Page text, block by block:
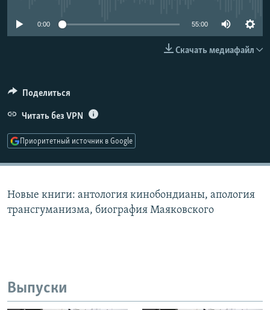
Все сайты РСЕ/РС
0:00 55:00
Скачать медиафайл
Поделиться
Читать без VPN
Приоритетный источник в Google
Новые книги: антология кинобондианы, апология
трансгуманизма, биография Маяковского
Выпуски